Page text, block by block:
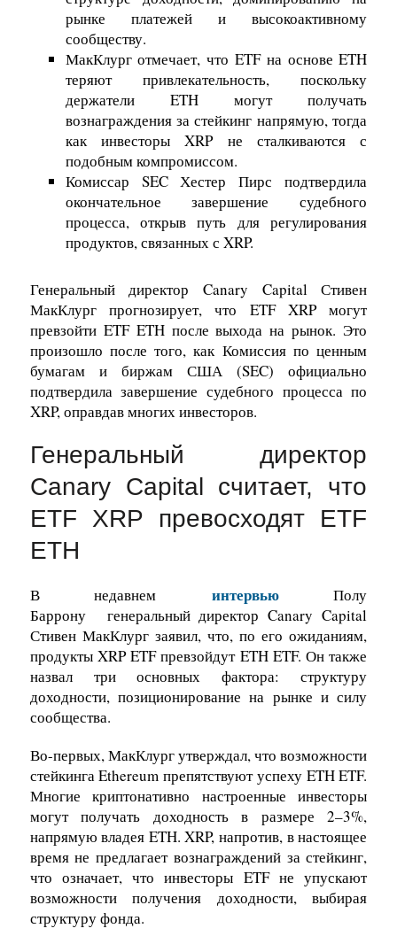
рынке платежей и высокоактивному
сообществу.
МакКлург отмечает, что ETF на основе ETH
теряют привлекательность, поскольку
держатели ETH могут получать
вознаграждения за стейкинг напрямую, тогда
как инвесторы XRP не сталкиваются с
подобным компромиссом.
Комиссар SEC Хестер Пирс подтвердила
окончательное завершение судебного
процесса, открыв путь для регулирования
продуктов, связанных с XRP.
Генеральный директор Canary Capital Стивен
МакКлург прогнозирует, что ETF XRP могут
превзойти ETF ETH после выхода на рынок. Это
произошло после того, как Комиссия по ценным
бумагам и биржам США (SEC) официально
подтвердила завершение судебного процесса по
XRP, оправдав многих инвесторов.
Генеральный директор
Canary Capital считает, что
ETF XRP превосходят ETF
ETH
В недавнеминтервью Полу
Баррону генеральный директор Canary Capital
Стивен МакКлург заявил, что, по его ожиданиям,
продукты XRP ETF превзойдут ETH ETF. Он также
назвал три основных фактора: структуру
доходности, позиционирование на рынке и силу
сообщества.
Во-первых, МакКлург утверждал, что возможности
стейкинга Ethereum препятствуют успеху ETH ETF.
Многие криптонативно настроенные инвесторы
могут получать доходность в размере 2–3%,
напрямую владея ETH. XRP, напротив, в настоящее
время не предлагает вознаграждений за стейкинг,
что означает, что инвесторы ETF не упускают
возможности получения доходности, выбирая
структуру фонда.